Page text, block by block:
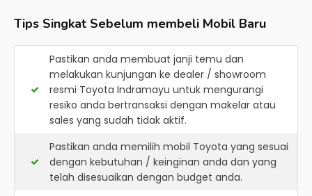
Tips Singkat Sebelum membeli Mobil Baru
Pastikan anda membuat janji temu dan
melakukan kunjungan ke dealer / showroom
resmi Toyota Indramayu untuk mengurangi
resiko anda bertransaksi dengan makelar atau
sales yang sudah tidak aktif.
Pastikan anda memilih mobil Toyota yang sesuai
dengan kebutuhan / keinginan anda dan yang
telah disesuaikan dengan budget anda.